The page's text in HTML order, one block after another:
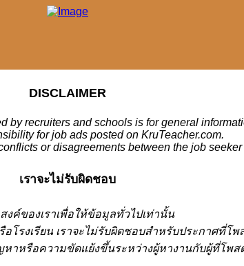
DISCLAIMER
by recruiters and schools is for general
for job ads posted on KruTeacher.com.
or disagreements between the job
เราจะไม่รับผิดชอบ
งค์ของเราเพื่อให้ข้อมูลทั่วไปเท่านั้น
โรงเรียน เราจะไม่รับผิดชอบสำหรับประกาศที่โพ
หาหรือความขัดแย้งขึ้นระหว่างผู้หางานกับผู้ที่โพ